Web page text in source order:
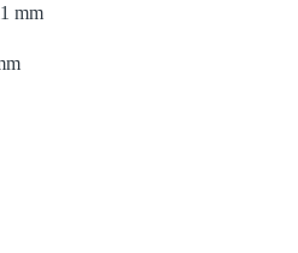
mm